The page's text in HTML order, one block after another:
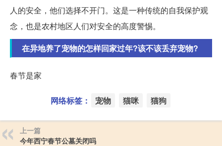
人的安全，他们选择不开门。这是一种传统的自我保护观
念，也是农村地区人们对安全的高度警惕。
在异地养了宠物的怎样回家过年?该不该丢弃宠物?
春节是家
网络标签： 宠物 猫咪 猫狗
上一篇
今年西宁春节公墓关闭吗